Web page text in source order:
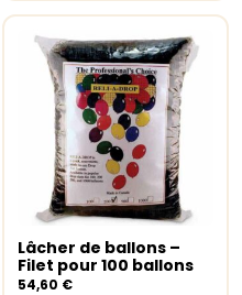
Ajouter au panier
Lâcher de ballons –
Filet pour 100 ballons
54,60 €